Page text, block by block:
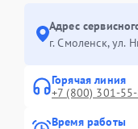
Адрес
г. Смоленск, ул.
Горячая линия
+7 (800) 301-
Время работы